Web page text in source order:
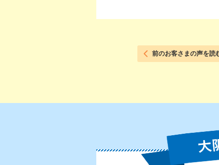
前のお客さまの声を読